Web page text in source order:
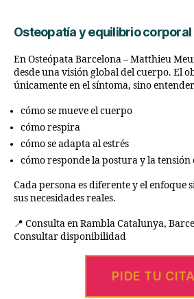
Osteopatía y equilibrio corporal
En Osteópata Barcelona – Matthieu
desde una visión global del cuerpo. El
únicamente en el síntoma, sino
cómo se mueve el cuerpo
cómo respira
cómo se adapta al estrés
cómo responde la postura y la
Cada persona es diferente y el enfoque
sus necesidades reales.
📍 Consulta en Rambla Catalunya,
Consultar disponibilidad
PIDE TU CITA